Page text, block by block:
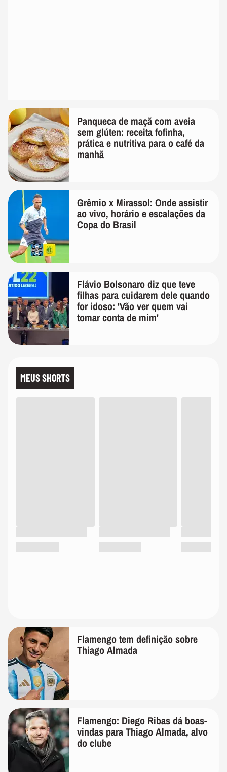
Panqueca de maçã com aveia
sem glúten: receita fofinha,
prática e nutritiva para o café da
manhã
Grêmio x Mirassol: Onde assistir
ao vivo, horário e escalações da
Copa do Brasil
Flávio Bolsonaro diz que teve
filhas para cuidarem dele quando
for idoso: 'Vão ver quem vai
tomar conta de mim'
MEUS SHORTS
Flamengo tem definição sobre
Thiago Almada
Flamengo: Diego Ribas dá boas-
vindas para Thiago Almada, alvo
do clube